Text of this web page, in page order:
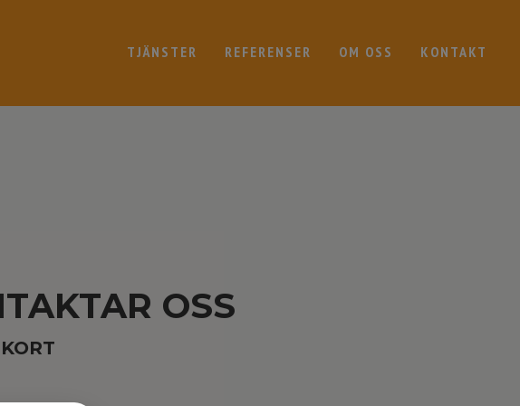
TJÄNSTER REFERENSER OM OSS KONTAKT
OSS